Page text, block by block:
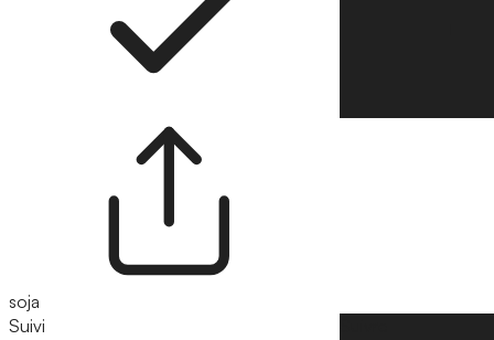
soja
Suivi